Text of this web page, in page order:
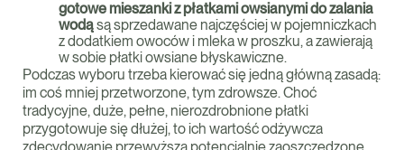
gotowe mieszanki z płatkami owsianymido zalania
wodąsą sprzedawane najczęściej w pojemniczkach
z dodatkiem owoców i mleka w proszku, a zawierają
w sobie płatki owsiane błyskawiczne.
Podczas wyboru trzeba kierować się jedną główną zasadą:
im coś mniej przetworzone, tym zdrowsze. Choć
tradycyjne, duże, pełne, nierozdrobnione płatki
przygotowuje się dłużej, to ich wartość odżywcza